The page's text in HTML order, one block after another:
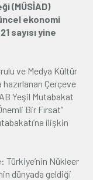
Galeri
(MÜSİAD)
ekonomi
sayısı yine
ve Medya Kültür
Çerçeve
Yeşil Mutabakat
Bir Fırsat”
ilişkin
Türkiye’nin Nükleer
dünyada geldiği